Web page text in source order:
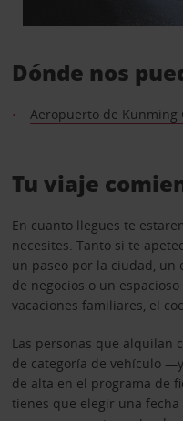
Dónde nos
Aeropuerto de Kunming
Tu viaje
En cuanto llegues te
necesites. Tanto si te
un paseo por la ciudad, un
de negocios o un
vacaciones familiares, el
Las personas que alquilan
de categoría de vehículo
de alta en el programa de
tienes que elegir una